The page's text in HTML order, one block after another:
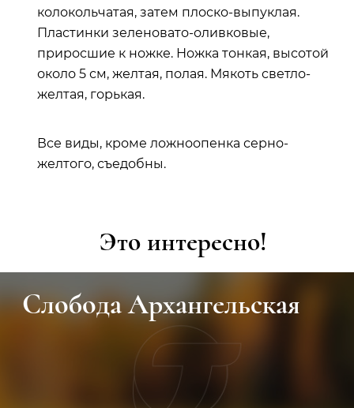
колокольчатая, затем плоско-выпуклая.
Пластинки зеленовато-оливковые,
приросшие к ножке. Ножка тонкая, высотой
около 5 см, желтая, полая. Мякоть светло-
желтая, горькая.
Все виды, кроме ложноопенка серно-
желтого, съедобны.
Это интересно!
Слобода Архангельская